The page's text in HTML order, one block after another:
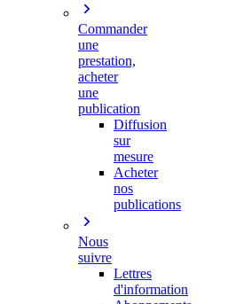
Commander
une
prestation,
acheter
une
publication
Diffusion
sur
mesure
Acheter
nos
publications
Nous
suivre
Lettres
d'information